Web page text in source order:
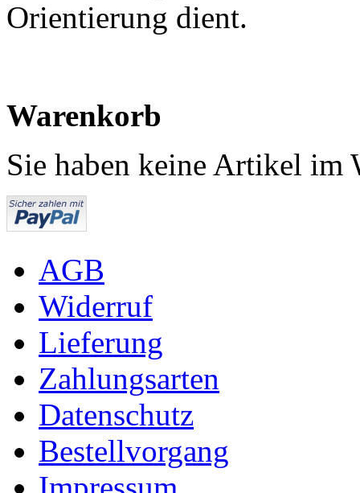
Orientierung dient.
Warenkorb
Sie haben keine Artikel im
AGB
Widerruf
Lieferung
Zahlungsarten
Datenschutz
Bestellvorgang